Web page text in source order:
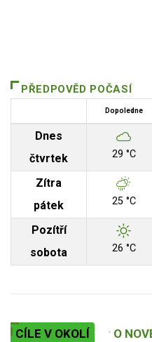
PŘEDPOVĚD POČASÍ
Dopoledne
Dnes
čtvrtek
29 °C
Zítra
pátek
25 °C
Pozítří
sobota
26 °C
CÍLE V OKOLÍ O